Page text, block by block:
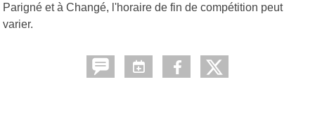
Parigné et à Changé, l'horaire de fin de compétition peut
varier.